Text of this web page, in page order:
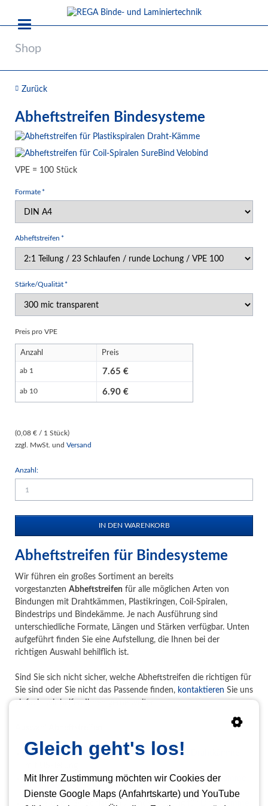
Shop
Zurück
Abheftstreifen Bindesysteme
VPE = 100 Stück
Pflichtfeld
Formate *
Pflichtfeld
Abheftstreifen *
Pflichtfeld
Stärke/Qualität *
Preis pro VPE
Anzahl Preis
ab 1 7.65
ab 10 6.90
(0,08 € / 1 Stück)
zzgl. MwSt. und Versand
Anzahl:
Abheftstreifen für Bindesysteme
Wir führen ein großes Sortiment an bereits
vorgestanzten Abheftstreifen für alle möglichen Arten von
Bindungen mit Drahtkämmen, Plastikringen, Coil-Spiralen,
Bindestrips und Bindekämme. Je nach Ausführung sind
unterschiedliche Formate, Längen und Stärken verfügbar. Unten
aufgeführt finden Sie eine Aufstellung, die Ihnen bei der
richtigen Auswahl behilflich ist.
Sind Sie sich nicht sicher, welche Abheftstreifen die richtigen für
Sie sind oder Sie nicht das Passende finden, kontaktieren Sie uns
US-Teilung / 21 Ringe fürPlastikspiralenund
3:1 Teilung / 34 Schlaufen / eckig Lochung fürDrahtkämme
3:1,ibiClick / ClickBind
3:1 Teilung / 34 Schlaufen / runde Lochung für
Drahtkämme
Gleich geht's los!
Mit Ihrer Zustimmung möchten wir Cookies der
Dienste Google Maps (Anfahrtskarte) und YouTube